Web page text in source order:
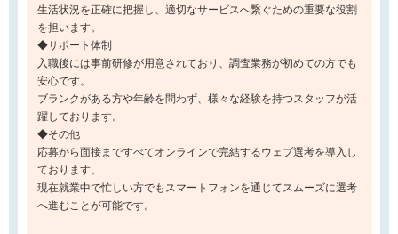
生活状況を正確に把握し、適切なサービスへ繋ぐための重要な役割
を担います。
◆サポート体制
入職後には事前研修が用意されており、調査業務が初めての方でも
安心です。
ブランクがある方や年齢を問わず、様々な経験を持つスタッフが活
躍しております。
◆その他
応募から面接まですべてオンラインで完結するウェブ選考を導入し
ております。
現在就業中で忙しい方でもスマートフォンを通じてスムーズに選考
へ進むことが可能です。